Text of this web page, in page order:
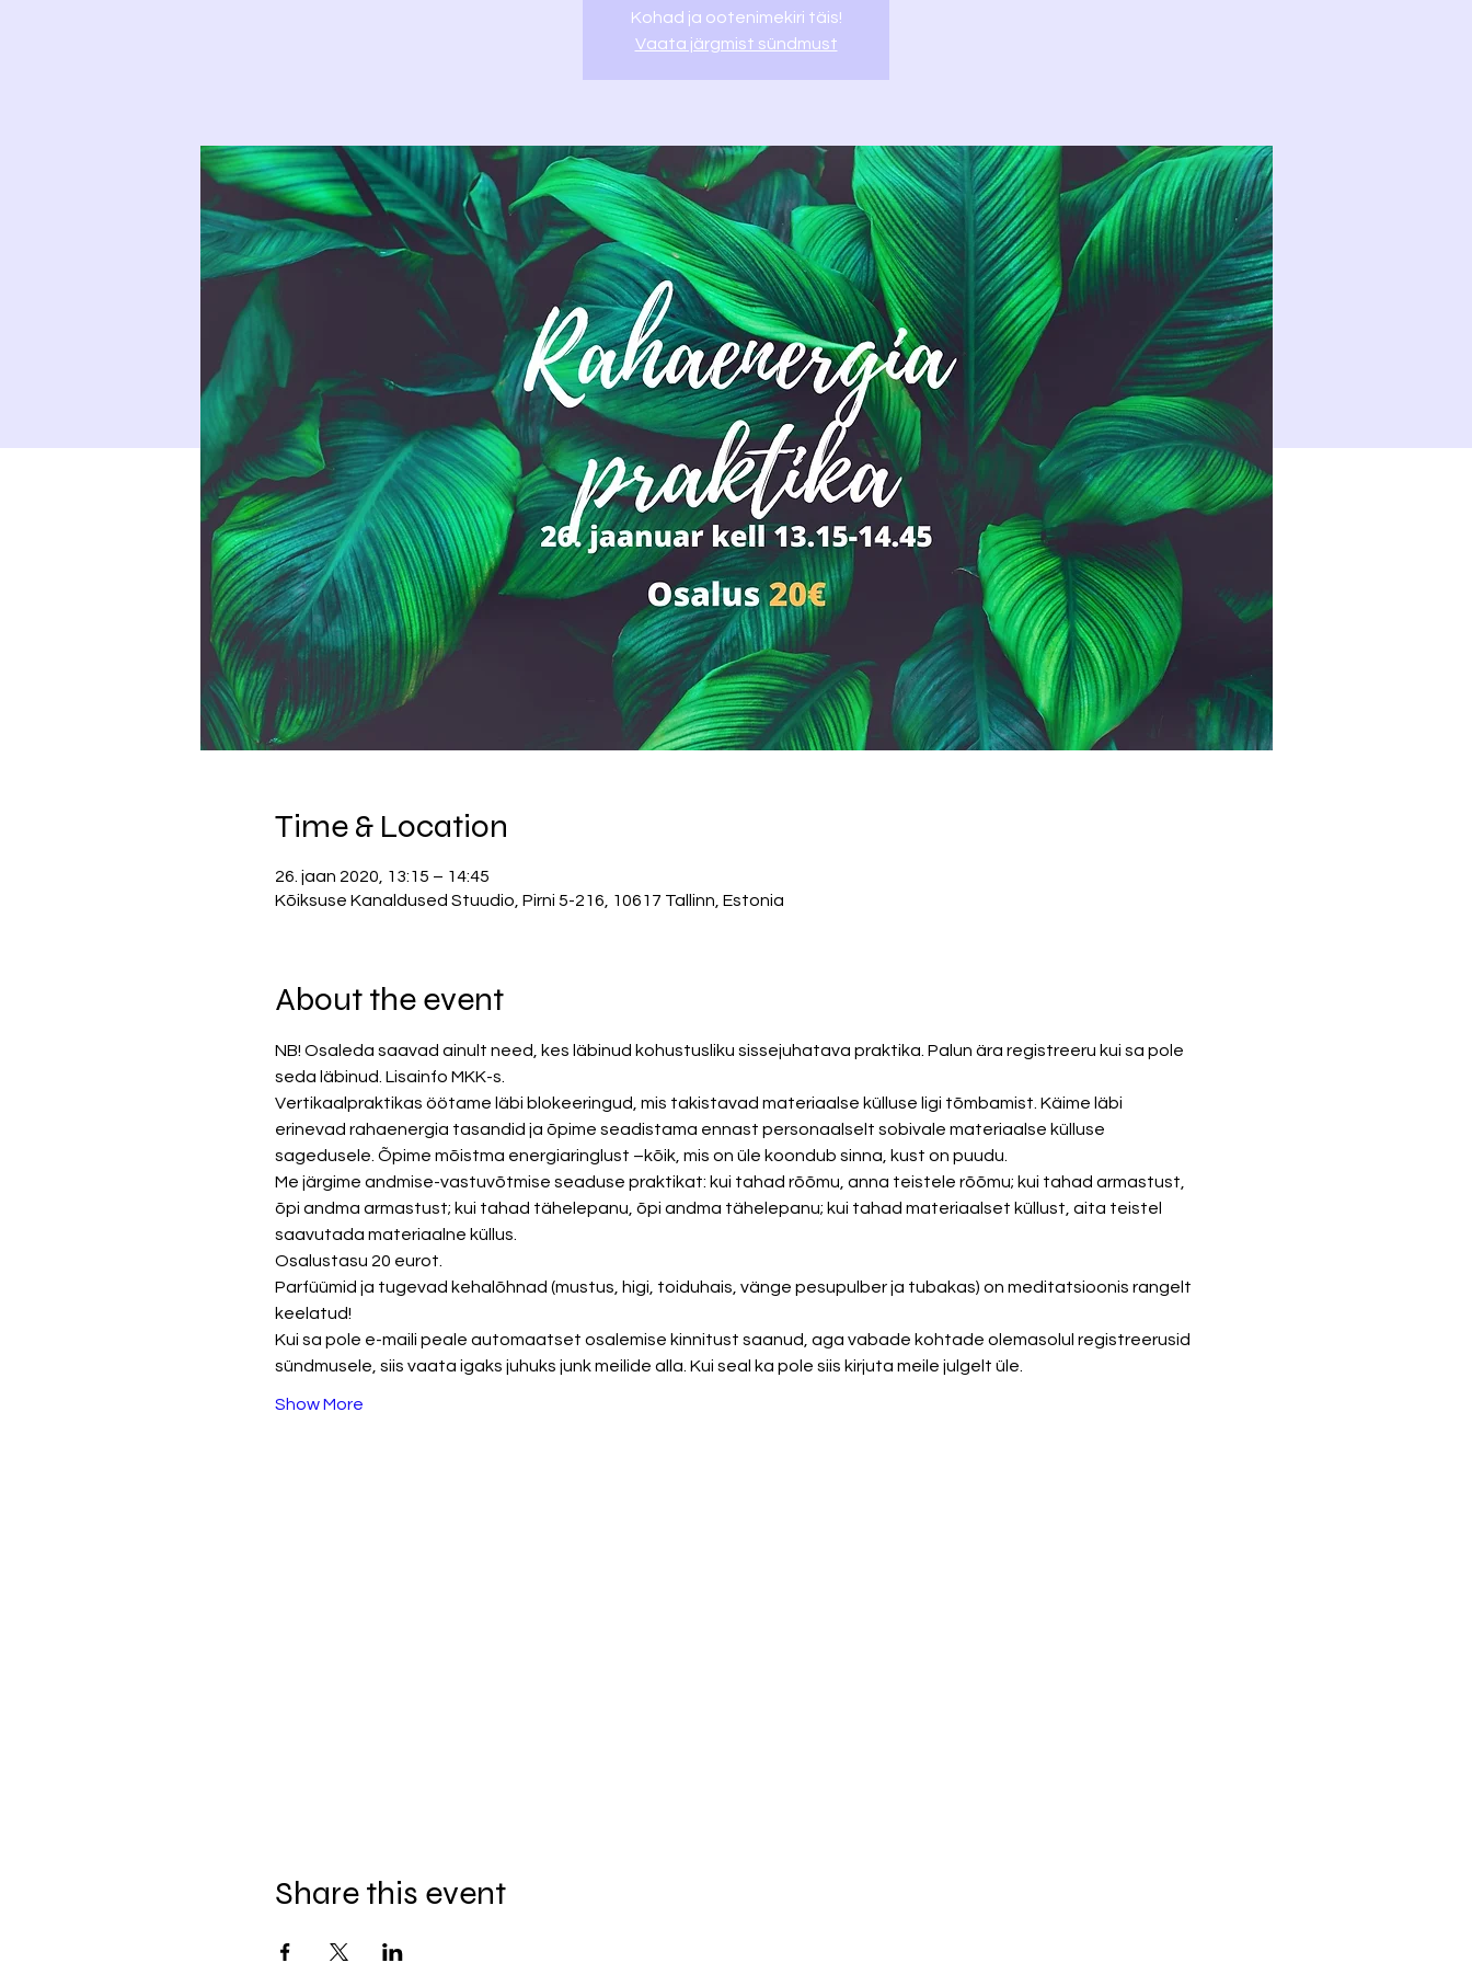
Kohad ja ootenimekiri täis!
Vaata järgmist sündmust
Time & Location
26. jaan 2020, 13:15 – 14:45
Kõiksuse Kanaldused Stuudio, Pirni 5-216, 10617 Tallinn, Estonia
About the event
NB! Osaleda saavad ainult need, kes läbinud kohustusliku sissejuhatava praktika. Palun ära registreeru kui sa pole
seda läbinud. Lisainfo MKK-s.
Vertikaalpraktikas öötame läbi blokeeringud, mis takistavad materiaalse külluse ligi tõmbamist. Käime läbi
erinevad rahaenergia tasandid ja õpime seadistama ennast personaalselt sobivale materiaalse külluse
sagedusele. Õpime mõistma energiaringlust –kõik, mis on üle koondub sinna, kust on puudu.
Me järgime andmise-vastuvõtmise seaduse praktikat: kui tahad rõõmu, anna teistele rõõmu; kui tahad armastust,
õpi andma armastust; kui tahad tähelepanu, õpi andma tähelepanu; kui tahad materiaalset küllust, aita teistel
saavutada materiaalne küllus.
Osalustasu 20 eurot.
Parfüümid ja tugevad kehalõhnad (mustus, higi, toiduhais, vänge pesupulber ja tubakas) on meditatsioonis rangelt
keelatud!
Kui sa pole e-maili peale automaatset osalemise kinnitust saanud, aga vabade kohtade olemasolul registreerusid
sündmusele, siis vaata igaks juhuks junk meilide alla. Kui seal ka pole siis kirjuta meile julgelt üle.
Show More
Share this event